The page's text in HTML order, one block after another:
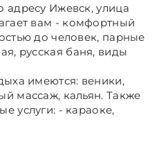
Ижевск, улица
вам - комфортный
до человек, парные
русская баня, виды
имеются: веники,
массаж, кальян. Также
услуги: - караоке,